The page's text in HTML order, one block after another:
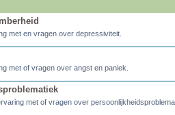
met en vragen over depressiviteit.
met of vragen over angst en paniek.
met of vragen over